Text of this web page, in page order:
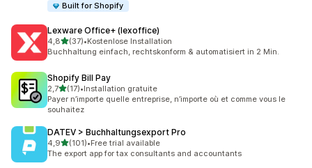
Built for Shopify
Lexware Office+ (lexoffice)
4,8étoile(s) sur 5
(37)
37 avis au total
•Kostenlose Installation
Buchhaltung einfach, rechtskonform & automatisiert in 2 Min.
Shopify Bill Pay
2,7étoile(s) sur 5
(17)
17 avis au total
•Installation gratuite
Payer n’importe quelle entreprise, n’importe où et comme vous le
souhaitez
DATEV > Buchhaltungsexport Pro
4,9étoile(s) sur 5
(101)
101 avis au total
•Free trial available
The export app for tax consultants and accountants